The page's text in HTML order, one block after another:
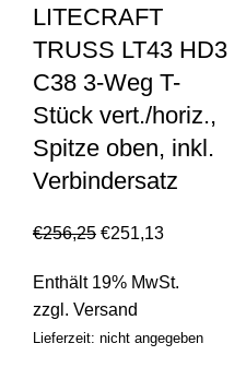
LITECRAFT
TRUSS LT43 HD3
C38 3-Weg T-
Stück vert./horiz.,
Spitze oben, inkl.
Verbindersatz
€256,25 €251,13
Enthält 19% MwSt.
zzgl. Versand
Lieferzeit: nicht angegeben